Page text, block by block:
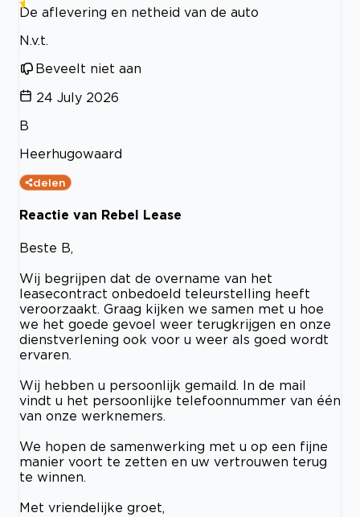
De aflevering en netheid van de auto
N.v.t.
Beveelt niet aan
24 July 2026
B
Heerhugowaard
delen
Reactie van Rebel Lease
Beste B,
Wij begrijpen dat de overname van het
leasecontract onbedoeld teleurstelling heeft
veroorzaakt. Graag kijken we samen met u hoe
we het goede gevoel weer terugkrijgen en onze
dienstverlening ook voor u weer als goed wordt
ervaren.
Wij hebben u persoonlijk gemaild. In de mail
vindt u het persoonlijke telefoonnummer van één
van onze werknemers.
We hopen de samenwerking met u op een fijne
manier voort te zetten en uw vertrouwen terug
te winnen.
Met vriendelijke groet,